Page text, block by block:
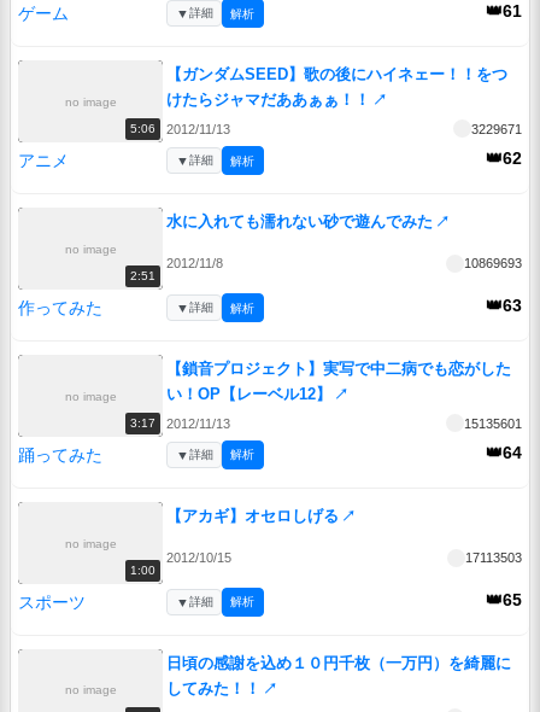
ゲーム 👑61
▼詳細 解析
no image
5:06
【ガンダムSEED】歌の後にハイネェー！！をつ
けたらジャマだああぁぁ！！
↗
2012/11/13 3229671
アニメ 👑62
▼詳細 解析
no image
2:51
水に入れても濡れない砂で遊んでみた ↗
2012/11/8 10869693
作ってみた 👑63
▼詳細 解析
no image
3:17
【鎖音プロジェクト】実写で中二病でも恋がした
い！OP【レーベル12】
↗
2012/11/13 15135601
踊ってみた 👑64
▼詳細 解析
no image
1:00
【アカギ】オセロしげる ↗
2012/10/15 17113503
スポーツ 👑65
▼詳細 解析
no image
日頃の感謝を込め１０円千枚（一万円）を綺麗に
してみた！！
↗